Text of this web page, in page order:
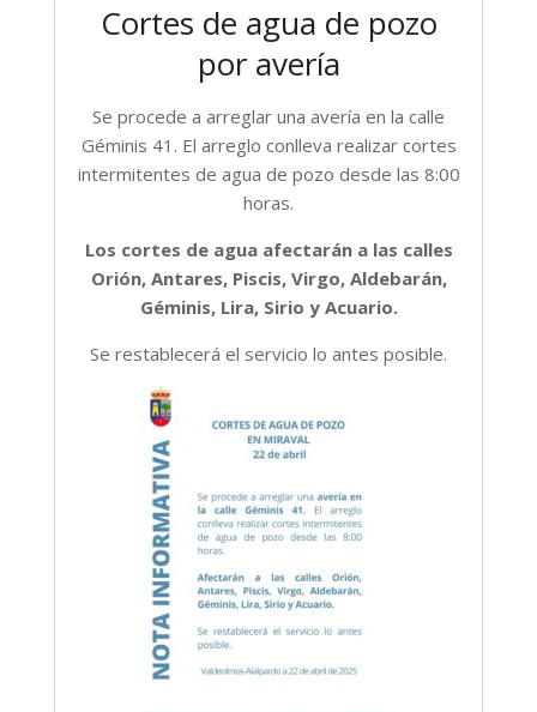
Cortes de agua de pozo
por avería
Se procede a arreglar una avería en la calle
Géminis 41. El arreglo conlleva realizar cortes
intermitentes de agua de pozo desde las 8:00
horas.
Los cortes de agua afectarán a las calles
Orión, Antares, Piscis, Virgo, Aldebarán,
Géminis, Lira, Sirio y Acuario.
Se restablecerá el servicio lo antes posible.